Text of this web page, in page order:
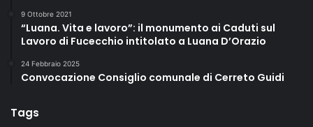
9 Ottobre 2021
“Luana. Vita e lavoro”: il monumento ai Caduti sul
Lavoro di Fucecchio intitolato a Luana D’Orazio
24 Febbraio 2025
Convocazione Consiglio comunale di Cerreto Guidi
Tags